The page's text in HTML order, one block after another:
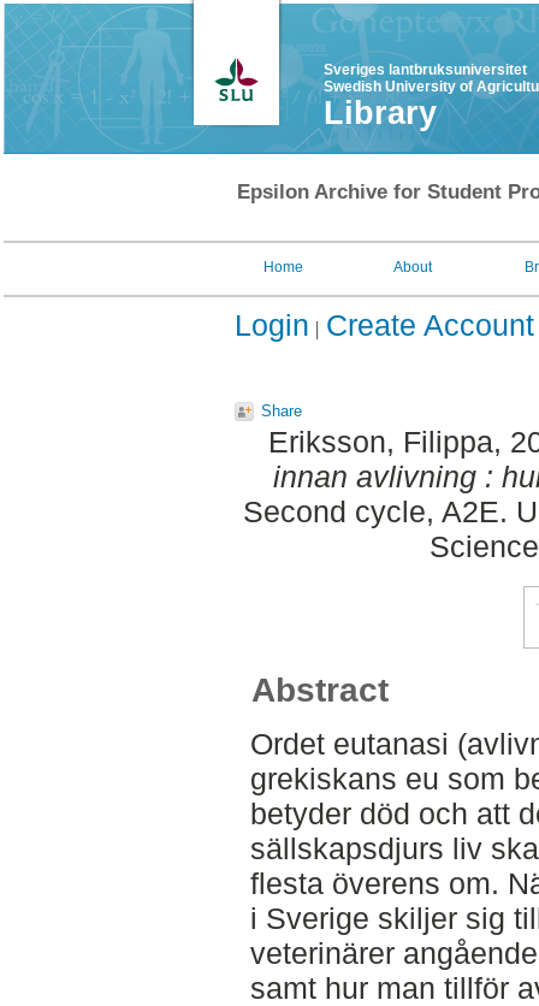
Sveriges lantbruksuniversitet
Swedish University of
Library
Epsilon Archive for Student
Home About
Login Create Account
Share
Eriksson, Filippa,
innan avlivning :
Second cycle, A2E.
Abstract
Ordet eutanasi
grekiskans eu som
betyder död och att
sällskapsdjurs liv
flesta överens om.
i Sverige skiljer sig
veterinärer
samt hur man tillför